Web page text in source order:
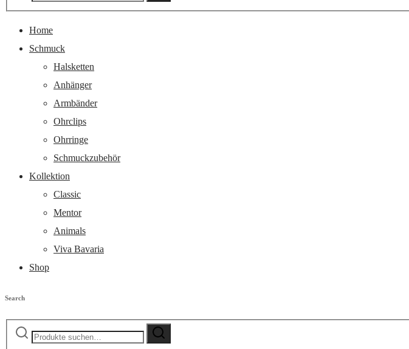
Home
Schmuck
Halsketten
Anhänger
Armbänder
Ohrclips
Ohrringe
Schmuckzubehör
Kollektion
Classic
Mentor
Animals
Viva Bavaria
Shop
Search
Suche
Suche